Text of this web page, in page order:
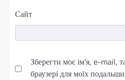
Сайт
Зберегти моє ім'я, e-mail,
браузері для моїх